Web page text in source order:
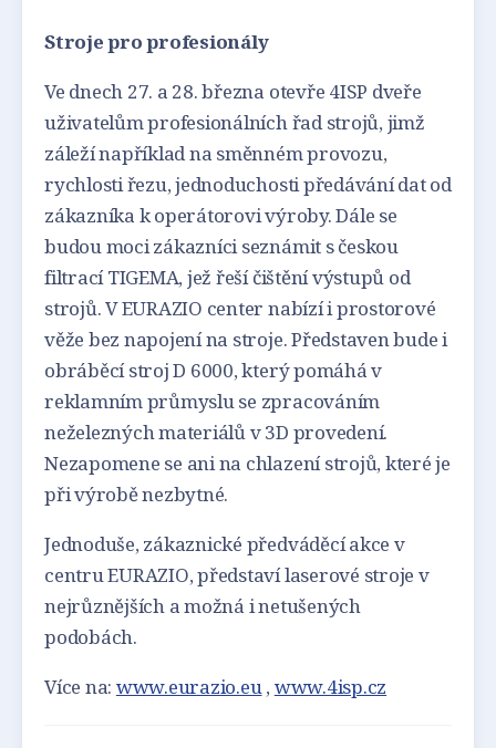
Stroje pro profesionály
Ve dnech 27. a 28. března otevře 4ISP dveře
uživatelům profesionálních řad strojů, jimž
záleží například na směnném provozu,
rychlosti řezu, jednoduchosti předávání dat od
zákazníka k operátorovi výroby. Dále se
budou moci zákazníci seznámit s českou
filtrací TIGEMA, jež řeší čištění výstupů od
strojů. V EURAZIO center nabízí i prostorové
věže bez napojení na stroje. Představen bude i
obráběcí stroj D 6000, který pomáhá v
reklamním průmyslu se zpracováním
neželezných materiálů v 3D provedení.
Nezapomene se ani na chlazení strojů, které je
při výrobě nezbytné.
Jednoduše, zákaznické předváděcí akce v
centru EURAZIO, představí laserové stroje v
nejrůznějších a možná i netušených
podobách.
Více na: www.eurazio.eu, www.4isp.cz